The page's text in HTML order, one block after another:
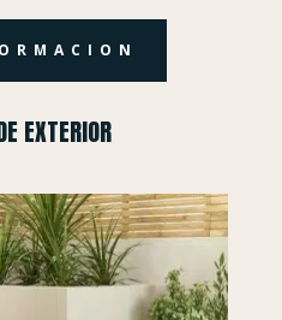
EXTERIOR